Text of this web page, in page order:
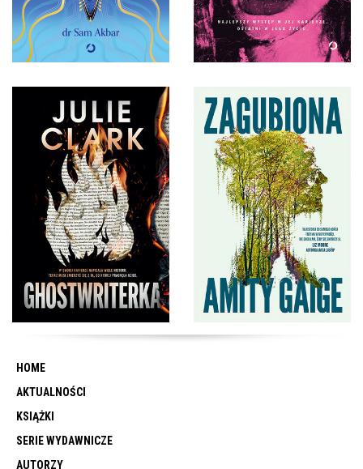
HOME
AKTUALNOŚCI
KSIĄŻKI
SERIE WYDAWNICZE
AUTORZY